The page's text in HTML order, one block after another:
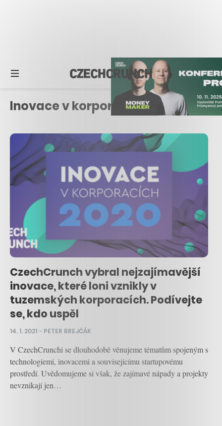
Inovace v korporacích
CzechCrunch vybral nejzajímavější
inovace, které loni vznikly v
tuzemských korporacích. Podívejte
se, kdo uspěl
14. 1. 2021– PETER BREJČÁK
V CzechCrunchi se dlouhodobě věnujeme tématům spojeným s
technologiemi, inovacemi a souvisejícímu startupovému
prostředí. Uvědomujeme si však, že zajímavé nápady a projekty
nevznikají jen…